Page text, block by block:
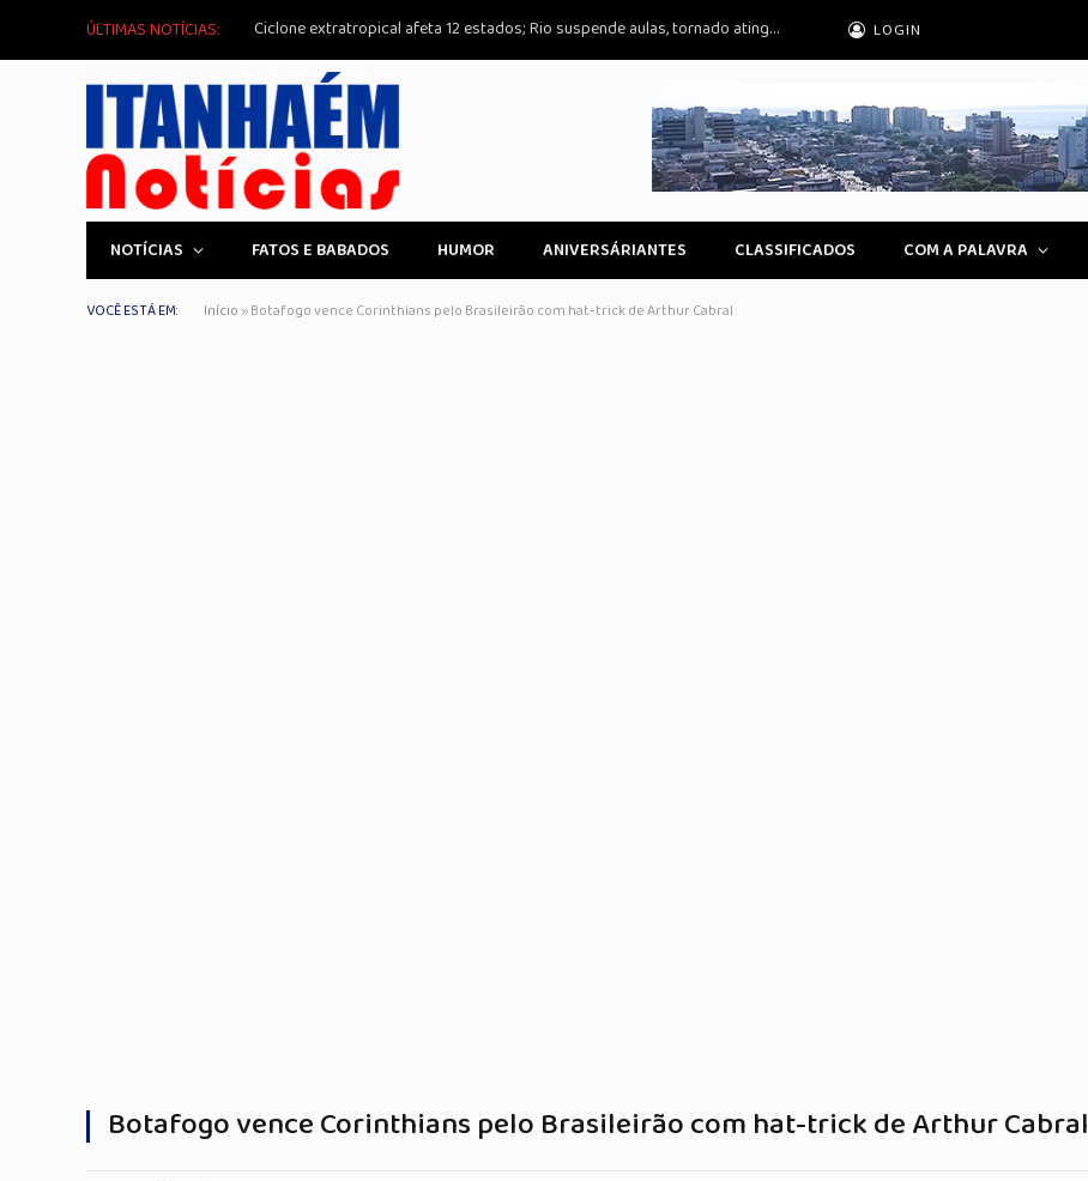
ÚLTIMAS NOTÍCIAS: Ciclone extratropical afeta 12 estados; Rio suspende aulas, tornado atinge RS LOGIN
NOTÍCIAS FATOS E BABADOS HUMOR ANIVERSÁRIANTES CLASSIFICADOS COM A PALAVRA
VOCÊ ESTÁ EM: Início »Botafogo vence Corinthians pelo Brasileirão com hat-trick de Arthur Cabral
Botafogo vence Corinthians pelo Brasileirão com hat-trick de Arthur Cabral